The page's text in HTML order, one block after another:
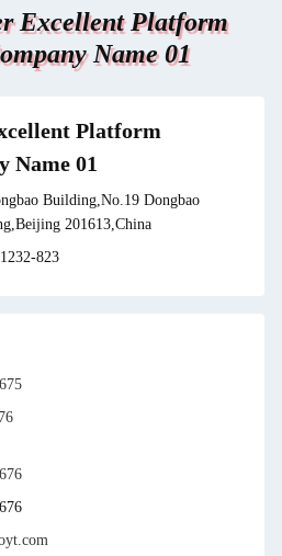
Excellent Platform
Name 01
Platform
Name 01
Building,No.19 Dongbao
201613,China
823